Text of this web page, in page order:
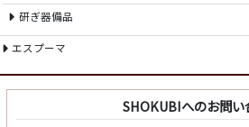
研ぎ器備品
エスプーマ
SHOKUBIへのお問い